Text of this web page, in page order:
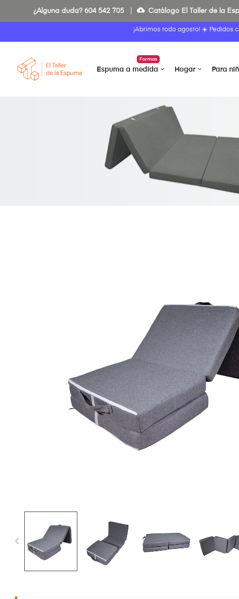
¿Alguna duda? 604 542 705 cloud_download Catálogo El Taller de la
¡Abrimos todo agosto! ☀️ Pedidos
Formas
Espuma a medida Hogar Para